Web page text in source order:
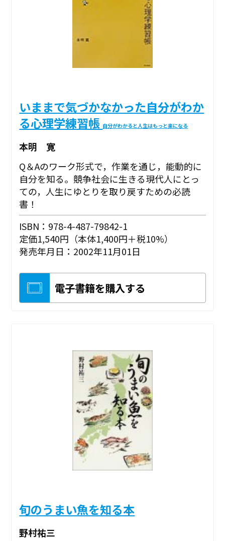
いままで気づかなかった自分がわか
る心理学練習帳 自分がわかると人生はもっと楽になる
本明 寛
Q＆Aのワーク形式で，作業を通じ，能動的に
自分を知る。競争社会に生きる現代人にとっ
ての，人生にゆとりを取り戻すための必読
書！
ISBN：978-4-487-79842-1
定価1,540円（本体1,400円＋税10%）
発売年月日：2002年11月01日
電子書籍を購入する
旬のうまい魚を知る本
野村祐三